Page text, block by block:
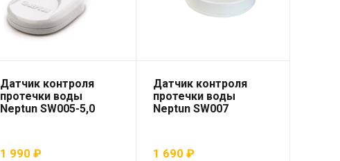
Датчик контроля
протечки воды
Neptun SW005-5,0
1 990 ₽
Датчик контроля
протечки воды
Neptun SW007
1 690₽